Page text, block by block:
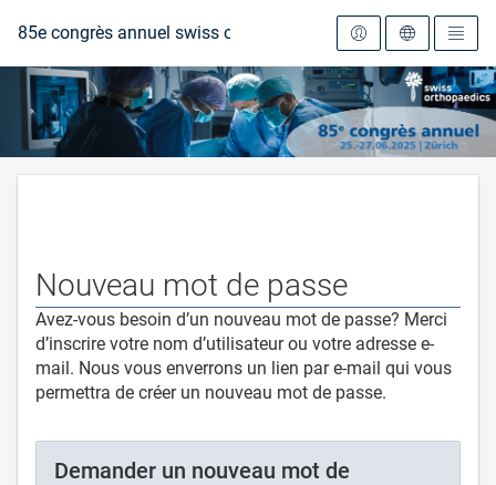
Vers la page d'accueil
85e congrès annuel swiss orthopaedics
Nouveau mot de passe
Avez-vous besoin d’un nouveau mot de passe? Merci
d’inscrire votre nom d’utilisateur ou votre adresse e-
mail. Nous vous enverrons un lien par e-mail qui vous
permettra de créer un nouveau mot de passe.
Demander un nouveau mot de